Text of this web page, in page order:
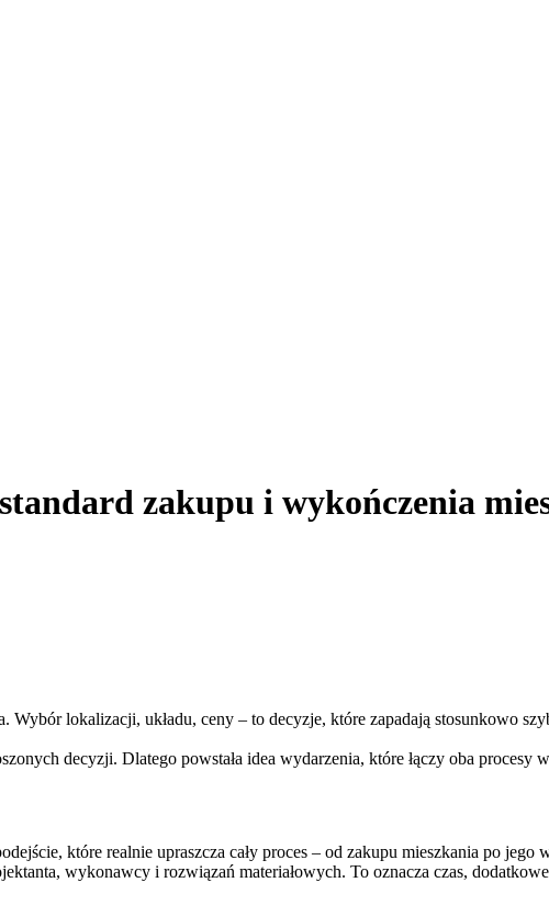
zakupu i wykończenia
Wybór lokalizacji, układu, ceny – to decyzje, które zapadają stosunkowo
decyzji. Dlatego powstała idea wydarzenia, które łączy oba procesy
które realnie upraszcza cały proces – od zakupu mieszkania po jego
wykonawcy i rozwiązań materiałowych. To oznacza czas,